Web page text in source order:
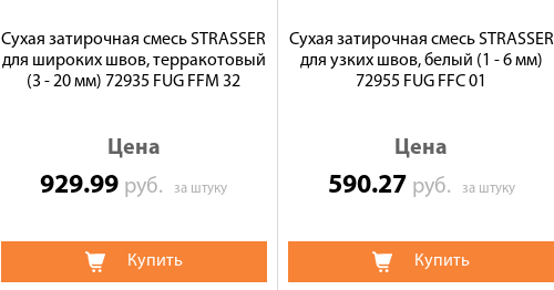
Сухая затирочная смесь STRASSER
для широких швов, терракотовый
(3 - 20 мм) 72935 FUG FFM 32
Цена
929.99 руб.за штуку
Купить
Сухая затирочная смесь STRASSER
для узких швов, белый (1 - 6 мм)
72955 FUG FFC 01
Цена
590.27 руб. за штуку
Купить